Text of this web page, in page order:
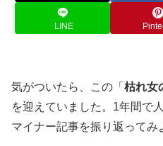
LINE
気がついたら、この「 枯れ女
を迎えていました。1年間で
マイナー記事を振り返ってみ